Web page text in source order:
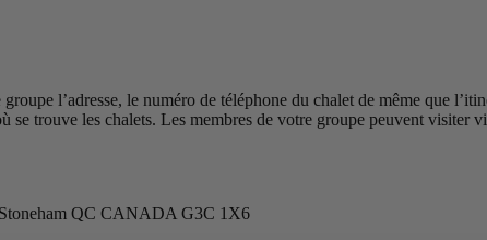
l’adresse, le numéro de téléphone du chalet de même que
se trouve les chalets. Les membres de votre groupe peuvent visiter
Stoneham QC CANADA G3C 1X6